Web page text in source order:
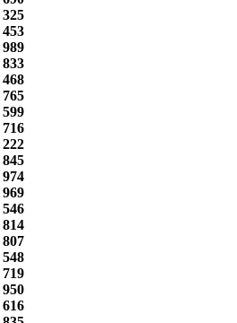
325
453
989
833
468
765
599
716
222
845
974
969
546
814
807
548
719
950
616